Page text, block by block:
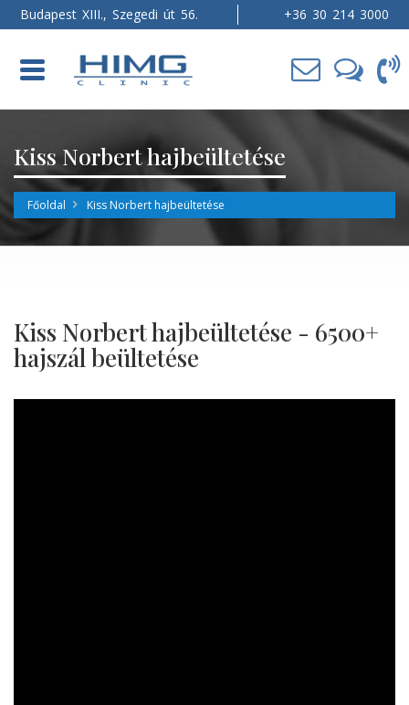
Budapest XIII., Szegedi út 56. +36 30 214 3000
Toggle
navigation
Kiss Norbert hajbeültetése
Főoldal Kiss Norbert hajbeültetése
Kiss Norbert hajbeültetése - 6500+
hajszál beültetése